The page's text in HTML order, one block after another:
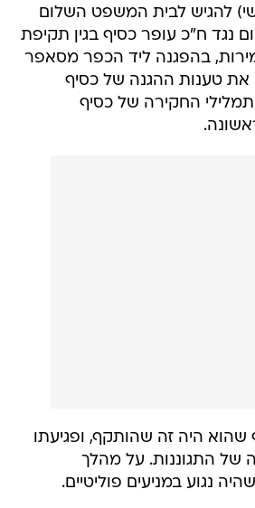
להגיש לבית המשפט השלום
נגד ח"כ עופר כסיף בגין תקיפת
בהפגנה ליד הכפר מסאפר
את טענות ההגנה של כסיף
החקירה של כסיף
שהוא היה זה שהותקף, ופגיעתו
התגוננות. על מהלך
נגוע במניעים פוליטיים.